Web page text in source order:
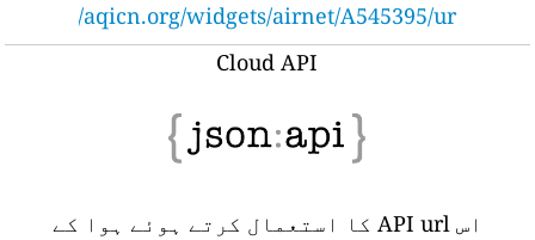
aqicn.org/widgets/airnet/A545395/ur/
Cloud API
اس API url کا استعمال کرتے ہوئے ہوا کے